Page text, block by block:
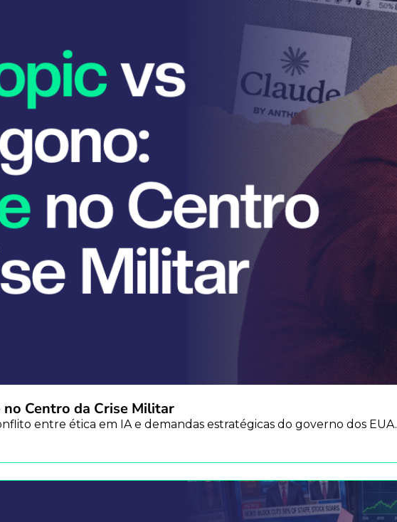
Centro da Crise Militar
entre ética em IA e demandas estratégicas do governo dos EUA.